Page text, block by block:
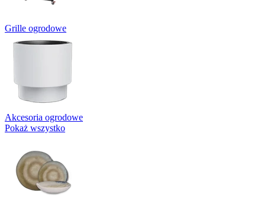
Grille ogrodowe
Akcesoria ogrodowe
Pokaż wszystko